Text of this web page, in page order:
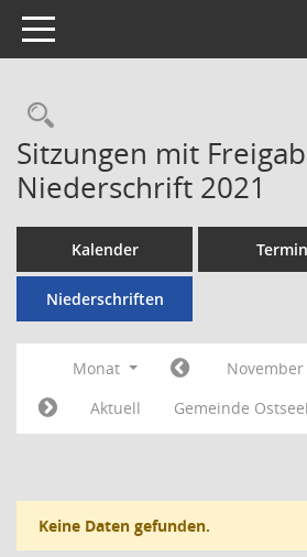
Toggle navigation
Rechercheauswahl
Sitzungen mit
Niederschrift 2021
Kalender
Niederschriften
Monat November
Aktuell
Gemeinde
Keine Daten gefunden.